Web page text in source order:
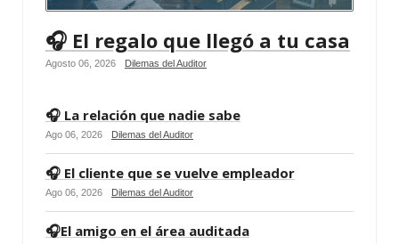
🎧 El regalo que llegó a tu casa
Agosto 06, 2026 Dilemas del Auditor
🎧 La relación que nadie sabe
Ago 06, 2026 Dilemas del Auditor
🎧 El cliente que se vuelve empleador
Ago 06, 2026 Dilemas del Auditor
🎧El amigo en el área auditada